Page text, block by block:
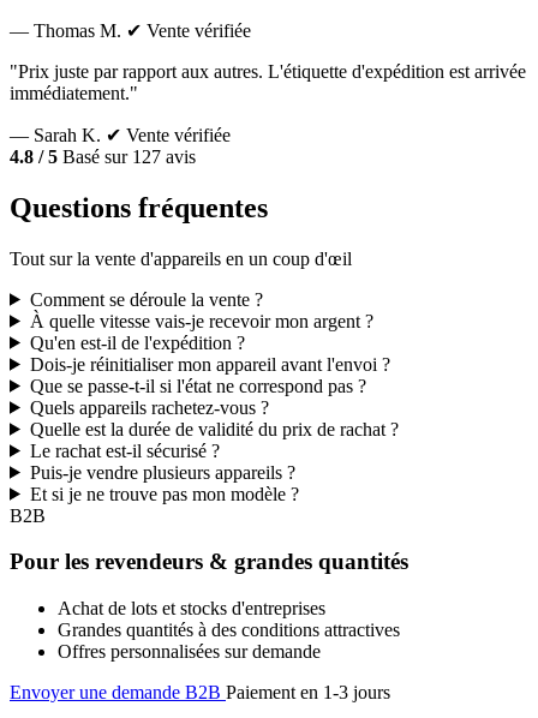
— Thomas M. ✔ Vente vérifiée
"Prix juste par rapport aux autres. L'étiquette d'expédition est arrivée
immédiatement."
— Sarah K. ✔ Vente vérifiée
4.8 / 5 Basé sur 127 avis
Questions fréquentes
Tout sur la vente d'appareils en un coup d'œil
Comment se déroule la vente ?
À quelle vitesse vais-je recevoir mon argent ?
Qu'en est-il de l'expédition ?
Dois-je réinitialiser mon appareil avant l'envoi ?
Que se passe-t-il si l'état ne correspond pas ?
Quels appareils rachetez-vous ?
Quelle est la durée de validité du prix de rachat ?
Le rachat est-il sécurisé ?
Puis-je vendre plusieurs appareils ?
Et si je ne trouve pas mon modèle ?
B2B
Pour les revendeurs & grandes quantités
Achat de lots et stocks d'entreprises
Grandes quantités à des conditions attractives
Offres personnalisées sur demande
Envoyer une demande B2B Paiement en 1-3 jours